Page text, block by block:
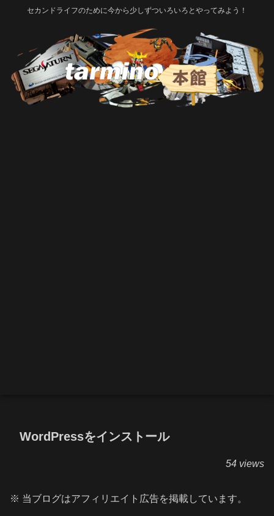
セカンドライフのために今から少しずついろいろとやってみよう！
WordPressをインストール
54 views
※ 当ブログはアフィリエイト広告を掲載しています。